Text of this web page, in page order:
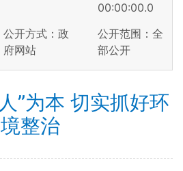
00:00:00.0
公开方式：政
府网站
公开范围：全
部公开
”为本 切实抓好环
境整治